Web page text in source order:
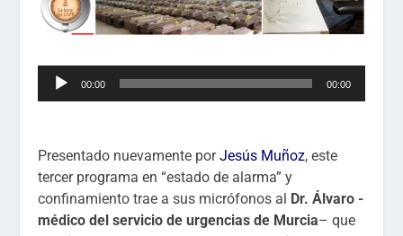
Reproductor
00:00 00:00
Presentado nuevamente porJesús Muñoz, este
tercer programa en “estado de alarma” y
confinamiento trae a sus micrófonos al
Dr. Álvaro -
médico del servicio de urgencias de Murcia– que